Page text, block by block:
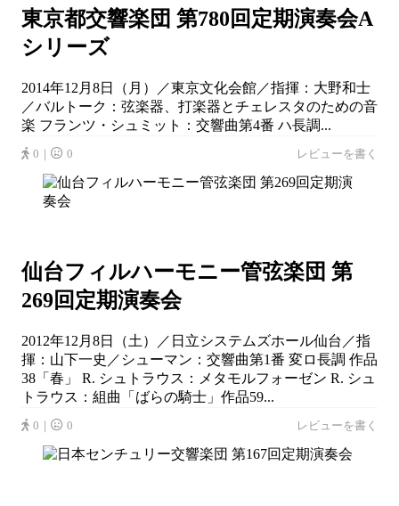
東京都交響楽団 第780回定期演奏会A
シリーズ
2014年12月8日（月）／東京文化会館／指揮：大野和士
／バルトーク：弦楽器、打楽器とチェレスタのための音
楽 フランツ・シュミット：交響曲第4番 ハ長調...
0｜ 0 レビューを書く
仙台フィルハーモニー管弦楽団 第
269回定期演奏会
2012年12月8日（土）／日立システムズホール仙台／指
揮：山下一史／シューマン：交響曲第1番 変ロ長調 作品
38「春」 R. シュトラウス：メタモルフォーゼン R. シュ
トラウス：組曲「ばらの騎士」作品59...
0｜ 0 レビューを書く